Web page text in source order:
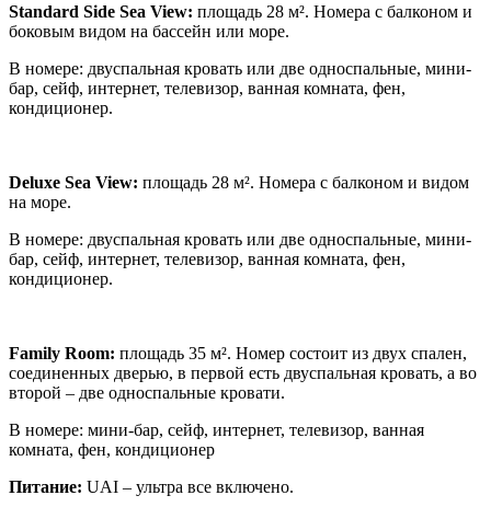
Standard Side Sea View: площадь 28 м². Номера с балконом и
боковым видом на бассейн или море.
В номере: двуспальная кровать или две односпальные, мини-
бар, сейф, интернет, телевизор, ванная комната, фен,
кондиционер.
Deluxe Sea View: площадь 28 м². Номера с балконом и видом
на море.
В номере: двуспальная кровать или две односпальные, мини-
бар, сейф, интернет, телевизор, ванная комната, фен,
кондиционер.
Family Room: площадь 35 м². Номер состоит из двух спален,
соединенных дверью, в первой есть двуспальная кровать, а во
второй – две односпальные кровати.
В номере: мини-бар, сейф, интернет, телевизор, ванная
комната, фен, кондиционер
Питание: UAI – ультра все включено.